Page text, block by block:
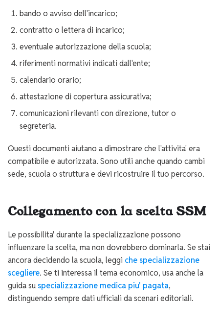
bando o avviso dell'incarico;
contratto o lettera di incarico;
eventuale autorizzazione della scuola;
riferimenti normativi indicati dall'ente;
calendario orario;
attestazione di copertura assicurativa;
comunicazioni rilevanti con direzione, tutor o
segreteria.
Questi documenti aiutano a dimostrare che l'attivita' era
compatibile e autorizzata. Sono utili anche quando cambi
sede, scuola o struttura e devi ricostruire il tuo percorso.
Collegamento con la scelta SSM
Le possibilita' durante la specializzazione possono
influenzare la scelta, ma non dovrebbero dominarla. Se stai
ancora decidendo la scuola, leggi che specializzazione
scegliere. Se ti interessa il tema economico, usa anche la
guida su specializzazione medica piu' pagata,
distinguendo sempre dati ufficiali da scenari editoriali.